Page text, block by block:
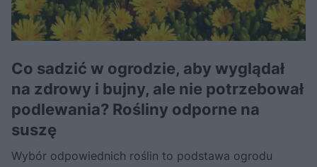
Co sadzić w ogrodzie, aby wyglądał
na zdrowy i bujny, ale nie potrzebował
podlewania? Rośliny odporne na
suszę
Wybór odpowiednich roślin to podstawa ogrodu